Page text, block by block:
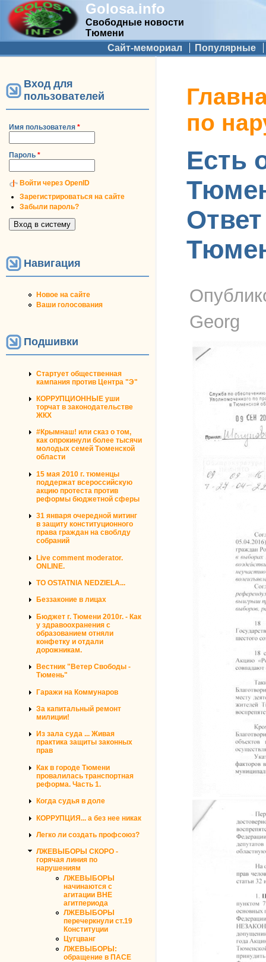
Golosa.info
Свободные новости
Тюмени
Дополнительное меню
Сайт-мемориал Популярные
Вход для
пользователей
Имя пользователя *
Пароль *
Войти через OpenID
Зарегистрироваться на сайте
Забыли пароль?
Навигация
Новое на сайте
Ваши голосования
Подшивки
Стартует общественная
кампания против Центра "Э"
КОРРУПЦИОННЫЕ уши
торчат в законодательстве
ЖКХ
#Крымнаш! или сказ о том,
как опрокинули более тысячи
молодых семей Тюменской
области
15 мая 2010 г. тюменцы
поддержат всероссийскую
акцию протеста против
реформы бюджетной сферы
31 января очередной митинг
в защиту конституционного
права граждан на своблду
собраний
Live comment moderator.
ONLINE.
TO OSTATNIA NEDZIELA...
Беззаконие в лицах
Бюджет г. Тюмени 2010г. - Как
у здравоохранения с
образованием отняли
конфетку и отдали
дорожникам.
Вестник "Ветер Свободы -
Тюмень"
Гаражи на Коммунаров
За капитальный ремонт
милиции!
Из зала суда ... Живая
практика защиты законных
прав
Как в городе Тюмени
провалилась транспортная
реформа. Часть 1.
Когда судья в доле
КОРРУПЦИЯ... а без нее никак
Легко ли создать профсоюз?
ЛЖЕВЫБОРЫ СКОРО -
горячая линия по
нарушениям
ЛЖЕВЫБОРЫ
начинаются с
агитации ВНЕ
агитпериода
ЛЖЕВЫБОРЫ
перечеркнули ст.19
Конституции
Цугцванг
ЛЖЕВЫБОРЫ:
обращение в ПАСЕ
Вы здесь
по
Есть
Georg